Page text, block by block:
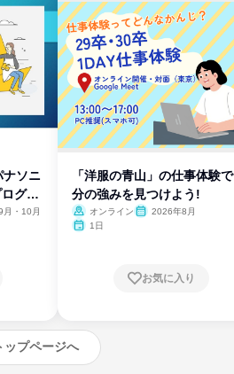
ナソニ
グラ
月・10月
「洋服の青山」の仕事体験
分の強みを見つけよう!
オンライン
2026年8月
1日
お気に入り
ップページへ